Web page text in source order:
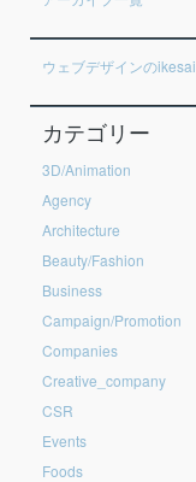
ウェブデザインのikesai
カテゴリー
3D/Animation
Agency
Architecture
Beauty/Fashion
Business
Campaign/Promotion
Companies
Creative_company
CSR
Events
Foods